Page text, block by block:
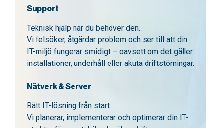
Support
Teknisk hjälp när du behöver den.
Vi felsöker, åtgärdar problem och ser till att din
IT-miljö fungerar smidigt – oavsett om det gäller
installationer, underhåll eller akuta driftstörningar.
Nätverk & Server
Rätt IT-lösning från start.
Vi planerar, implementerar och optimerar din IT-